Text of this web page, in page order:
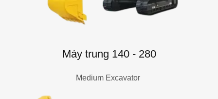
Máy trung 140 - 280
Medium Excavator